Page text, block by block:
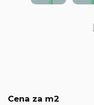
Cena za m2